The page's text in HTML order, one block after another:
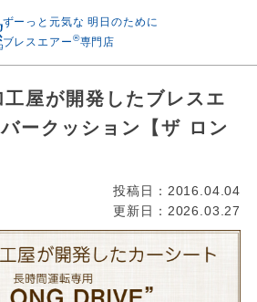
ずーっと元気な 明日のために
ブレスエアー®専門店
屋が開発したブレスエ
ークッション【ザ ロン
投稿日： 2016.04.04
更新日： 2026.03.27